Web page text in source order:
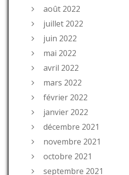
août 2022
juillet 2022
juin 2022
mai 2022
avril 2022
mars 2022
février 2022
janvier 2022
décembre 2021
novembre 2021
octobre 2021
septembre 2021